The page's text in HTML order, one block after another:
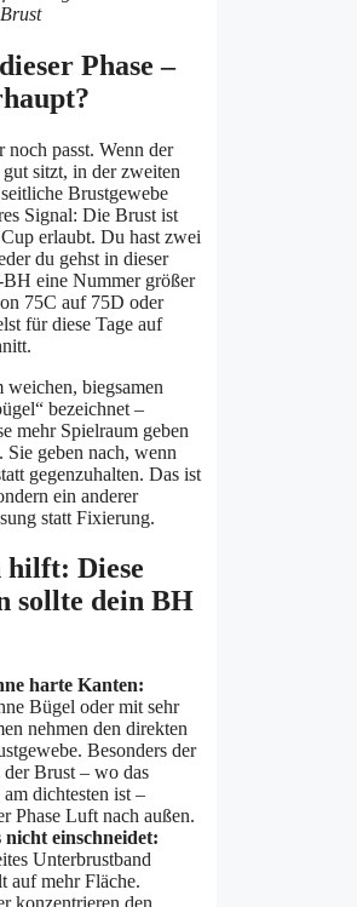
Phase –
noch passt. Wenn der
sitzt, in der zweiten
Brustgewebe
Signal: Die Brust ist
erlaubt. Du hast zwei
du gehst in dieser
eine Nummer größer
75C auf 75D oder
für diese Tage auf
biegsamen
bezeichnet –
mehr Spielraum geben
Sie geben nach, wenn
gegenzuhalten. Das ist
ein anderer
statt Fixierung.
Diese
sollte dein BH
harte Kanten:
Bügel oder mit sehr
nehmen den direkten
Besonders der
der Brust – wo das
dichtesten ist –
Phase Luft nach außen.
einschneidet:
Unterbrustband
auf mehr Fläche.